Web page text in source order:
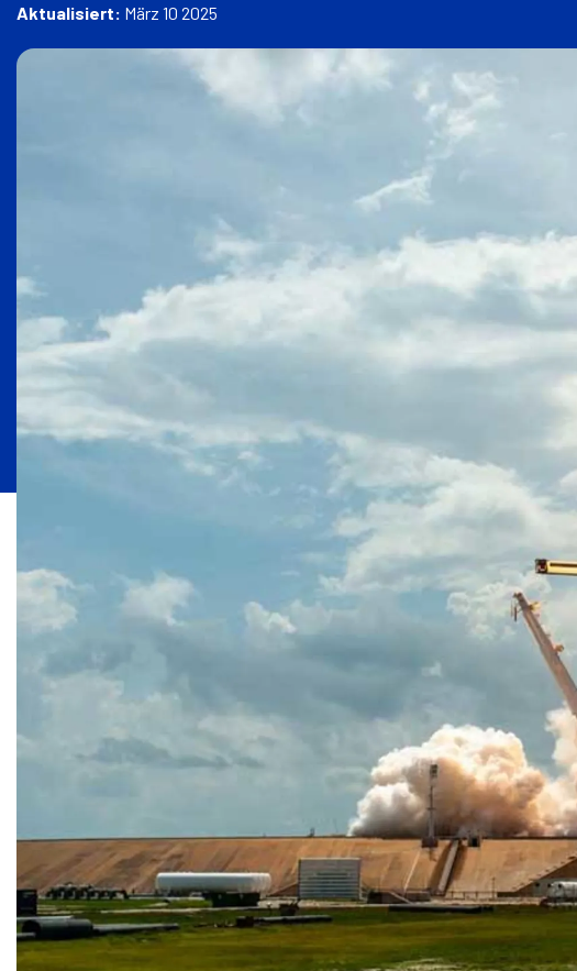
H
Aktualisiert: März 10 2025